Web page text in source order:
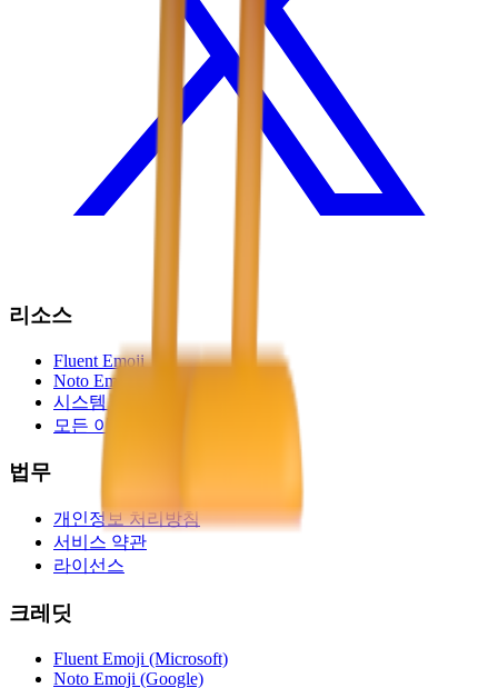
리소스
Fluent Emoji
Noto Emoji
시스템 이모지
모든 이모지
법무
개인정보 처리방침
서비스 약관
라이선스
크레딧
Fluent Emoji (Microsoft)
Noto Emoji (Google)